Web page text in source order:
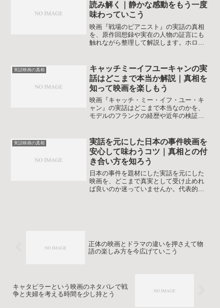
読み解く｜静かな感動をもう一度
味わっていこう
映画『戦場のピアニスト』の実話の真相
を、原作回想録や実在の人物の証言にも
触れながら整理して解説します。ホロコ
ワの歴史も押さえつつ、安心して向き合
う見方までコンパクトに紹介。
実話映画の真相
キャッチミーイフユーキャンの実
話はどこまで本当か解説｜真相を
知って映画を楽しもう
映画『キャッチ・ミー・イフ・ユー・キ
ャン』の実話はどこまで本当なのかを、
モデルのフランクの経歴や近年の検証結
えつつフィクションとの違いも丁寧に比
較します。視聴前後のモヤモヤを解消し
たい人に向けた解説です。
実話映画の真相
実話を元にした日本の事件映画を
安心して味わうコツ｜真相との付
き合い方を知ろう
日本の事件を題材にした実話を元にした
映画を、どこまで真実として受け止めれ
ば良いのか迷っていませんか。代表的な
正体の映画とドラマの違いを押さえて物
語の楽しみ方を今広げていこう
キャタピラーという映画のネタバレで戦
争と夫婦を考える時間を少し持とう